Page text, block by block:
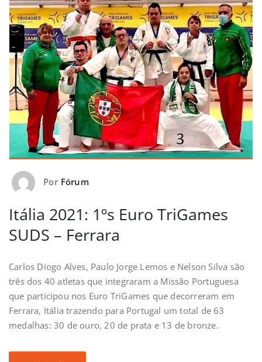
Por Fórum
Itália 2021: 1ºs Euro TriGames
SUDS – Ferrara
Carlos Diogo Alves, Paulo Jorge Lemos e Nelson Silva são
três dos 40 atletas que integraram a Missão Portuguesa
que participou nos Euro TriGames que decorreram em
Ferrara, Itália trazendo para Portugal um total de 63
medalhas: 30 de ouro, 20 de prata e 13 de bronze.